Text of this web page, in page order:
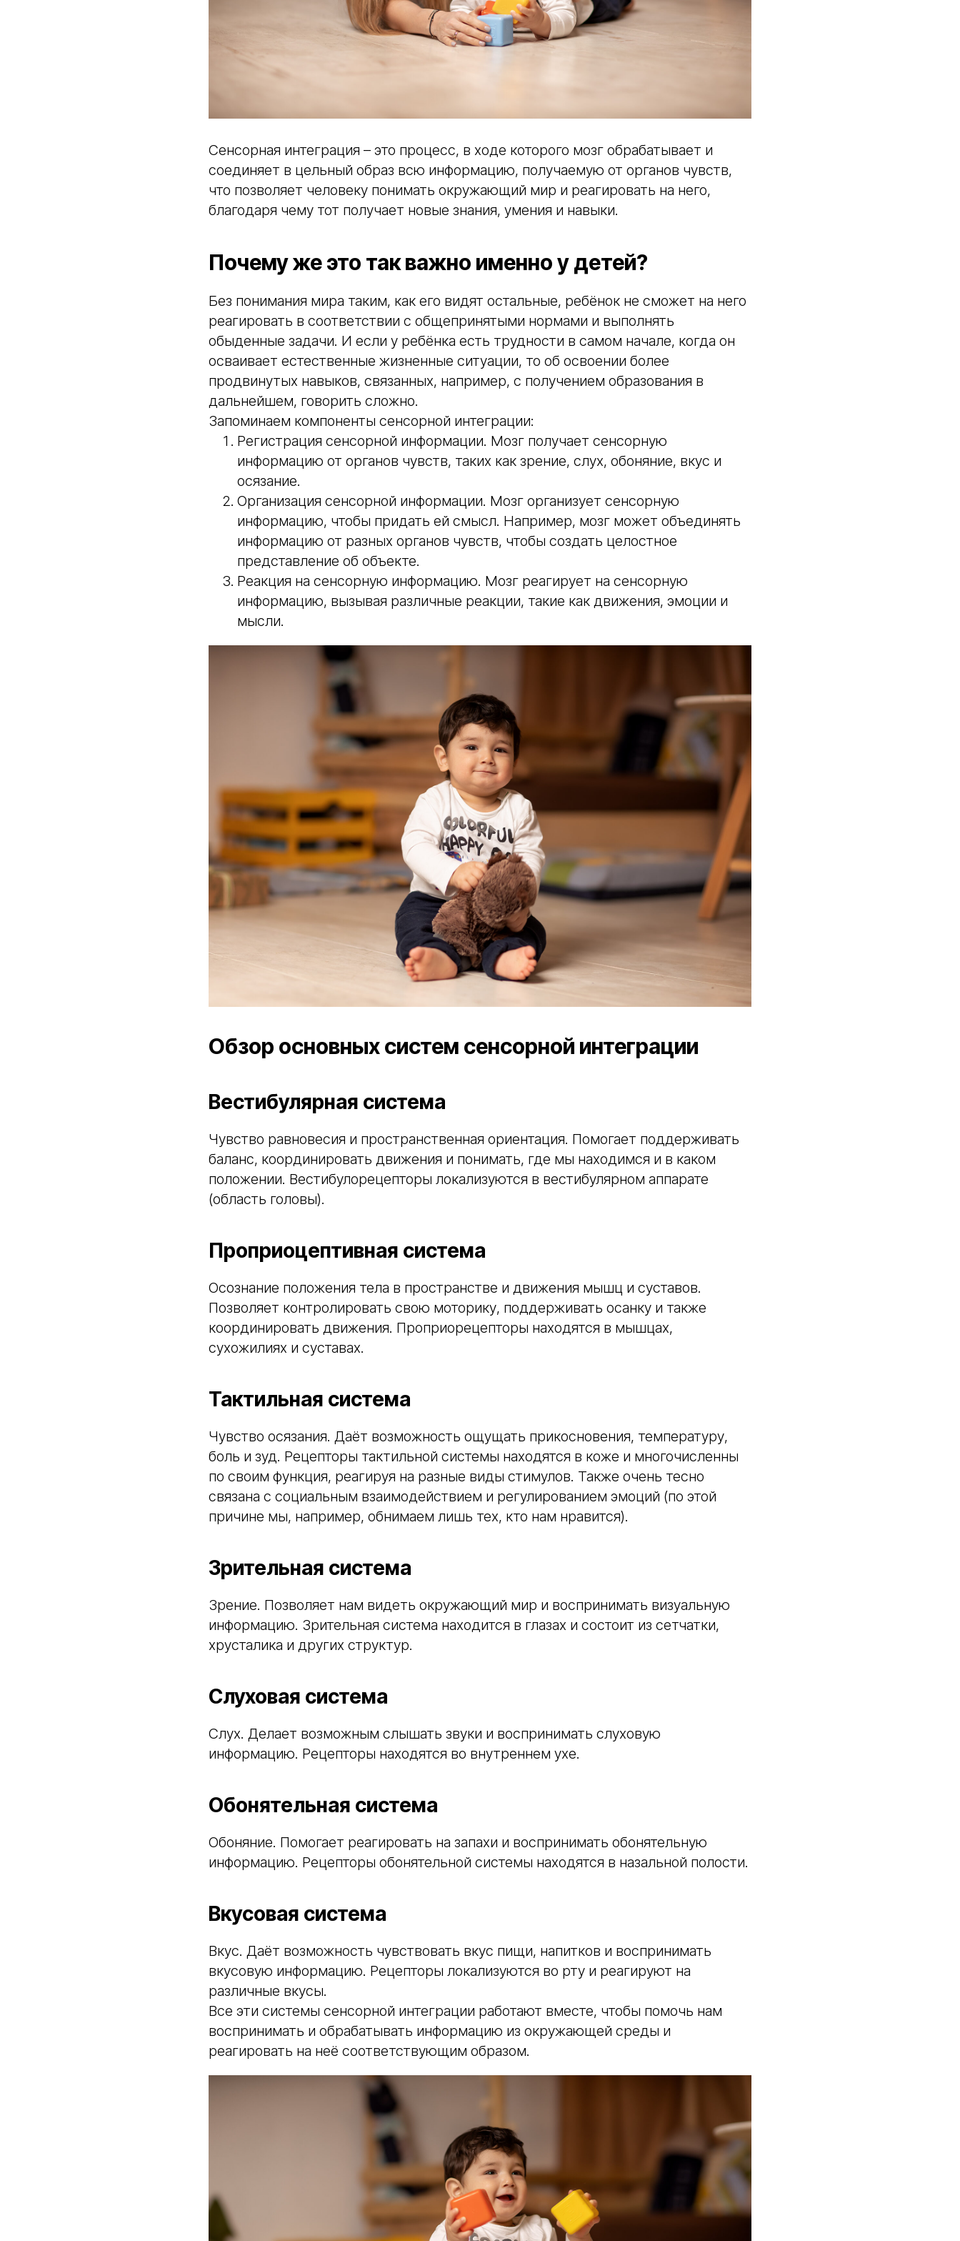
Сенсорная интеграция – это процесс, в ходе которого мозг обрабатывает и
соединяет в цельный образ всю информацию, получаемую от органов чувств,
что позволяет человеку понимать окружающий мир и реагировать на него,
благодаря чему тот получает новые знания, умения и навыки.
Почему же это так важно именно у детей?
Без понимания мира таким, как его видят остальные, ребёнок не сможет на него
реагировать в соответствии с общепринятыми нормами и выполнять
обыденные задачи. И если у ребёнка есть трудности в самом начале, когда он
осваивает естественные жизненные ситуации, то об освоении более
продвинутых навыков, связанных, например, с получением образования в
дальнейшем, говорить сложно.
Запоминаем компоненты сенсорной интеграции:
Регистрация сенсорной информации. Мозг получает сенсорную
информацию от органов чувств, таких как зрение, слух, обоняние, вкус и
осязание.
Организация сенсорной информации. Мозг организует сенсорную
информацию, чтобы придать ей смысл. Например, мозг может объединять
информацию от разных органов чувств, чтобы создать целостное
представление об объекте.
Реакция на сенсорную информацию. Мозг реагирует на сенсорную
информацию, вызывая различные реакции, такие как движения, эмоции и
мысли.
Обзор основных систем сенсорной интеграции
Вестибулярная система
Чувство равновесия и пространственная ориентация. Помогает поддерживать
баланс, координировать движения и понимать, где мы находимся и в каком
положении. Вестибулорецепторы локализуются в вестибулярном аппарате
(область головы).
Проприоцептивная система
Осознание положения тела в пространстве и движения мышц и суставов.
Позволяет контролировать свою моторику, поддерживать осанку и также
координировать движения. Проприорецепторы находятся в мышцах,
сухожилиях и суставах.
Тактильная система
Чувство осязания. Даёт возможность ощущать прикосновения, температуру,
боль и зуд. Рецепторы тактильной системы находятся в коже и многочисленны
по своим функция, реагируя на разные виды стимулов. Также очень тесно
связана с социальным взаимодействием и регулированием эмоций (по этой
причине мы, например, обнимаем лишь тех, кто нам нравится).
Зрительная система
Зрение. Позволяет нам видеть окружающий мир и воспринимать визуальную
информацию. Зрительная система находится в глазах и состоит из сетчатки,
хрусталика и других структур.
Слуховая система
Слух. Делает возможным слышать звуки и воспринимать слуховую
информацию. Рецепторы находятся во внутреннем ухе.
Обонятельная система
Обоняние. Помогает реагировать на запахи и воспринимать обонятельную
информацию. Рецепторы обонятельной системы находятся в назальной полости.
Вкусовая система
Вкус. Даёт возможность чувствовать вкус пищи, напитков и воспринимать
вкусовую информацию. Рецепторы локализуются во рту и реагируют на
различные вкусы.
Все эти системы сенсорной интеграции работают вместе, чтобы помочь нам
воспринимать и обрабатывать информацию из окружающей среды и
реагировать на неё соответствующим образом.